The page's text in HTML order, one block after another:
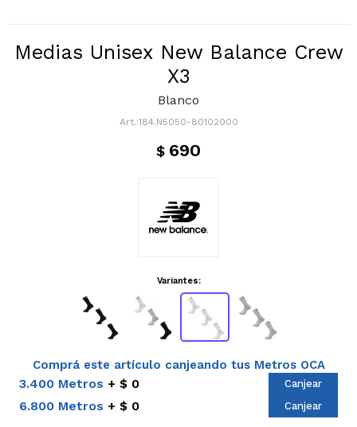
Medias Unisex New Balance Crew
X3
Blanco
184.N5050-80102000
$ 690
Variantes:
Comprá este artículo canjeando tus Metros OCA
3.400 Metros $ 0 Canjear
6.800 Metros $ 0 Canjear